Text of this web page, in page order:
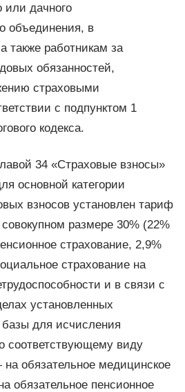
или дачного
объединения, в
также работникам за
обязанностей,
страховыми
с подпунктом 1
кодекса.
34 «Страховые взносы»
основной категории
взносов установлен тариф
размере 30% (22%
страхование, 2,9%
страхование на
и в связи с
установленных
для исчисления
соответствующему виду
обязательное медицинское
обязательное пенсионное